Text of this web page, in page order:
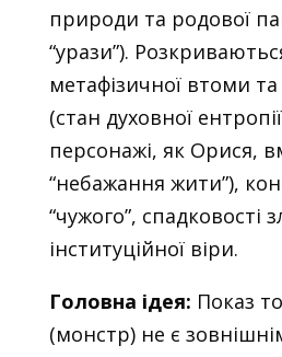
природи та родової
“урази”).
метафізичної втоми
(стан духовної
персонажі, як Орися,
“небажання жити”),
“чужого”, спадковості
інституційної віри.
Головна ідея: Показ
(монстр) не є